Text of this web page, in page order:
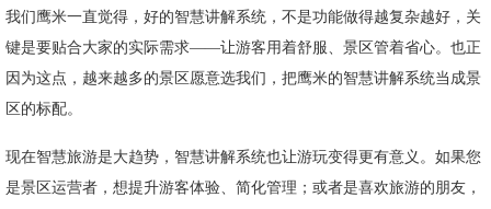
我们鹰米一直觉得，好的智慧讲解系统，不是功能做得越复杂越好，关
键是要贴合大家的实际需求——让游客用着舒服、景区管着省心。也正
因为这点，越来越多的景区愿意选我们，把鹰米的智慧讲解系统当成景
区的标配。
现在智慧旅游是大趋势，智慧讲解系统也让游玩变得更有意义。如果您
是景区运营者，想提升游客体验、简化管理；或者是喜欢旅游的朋友，